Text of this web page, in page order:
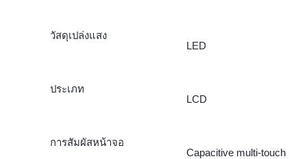
วัสดุเปล่งแสง
LED
ประเภท
LCD
การสัมผัสหน้าจอ
Capacitive multi-touch